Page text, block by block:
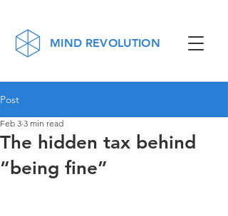
MIND REVOLUTION
Post
The hidden tax behind
“being fine”
Feb 3 3 min read